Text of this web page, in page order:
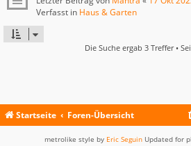
Verfasst in Haus & Garten
Die Suche ergab 3 Treffer •
Startseite Foren-Übersicht
metrolike style by Eric Seguin Updated for